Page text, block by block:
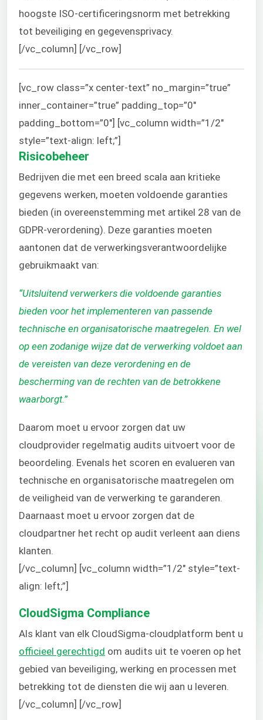
hoogste ISO-certificeringsnorm met betrekking
tot beveiliging en gegevensprivacy.
[/vc_column] [/vc_row]
[vc_row class=”x center-text” no_margin=”true”
inner_container=”true” padding_top=”0″
padding_bottom=”0″] [vc_column width=”1/2″
style=”text-align: left;”]
Risicobeheer
Bedrijven die met een breed scala aan kritieke
gegevens werken, moeten voldoende garanties
bieden (in overeenstemming met artikel 28 van de
GDPR-verordening). Deze garanties moeten
aantonen dat de verwerkingsverantwoordelijke
gebruikmaakt van:
“Uitsluitend verwerkers die voldoende garanties
bieden voor het implementeren van passende
technische en organisatorische maatregelen. En wel
op een zodanige wijze dat de verwerking voldoet aan
de vereisten van deze verordening en de
bescherming van de rechten van de betrokkene
waarborgt.”
Daarom moet u ervoor zorgen dat uw
cloudprovider regelmatig audits uitvoert voor de
beoordeling. Evenals het scoren en evalueren van
technische en organisatorische maatregelen om
de veiligheid van de verwerking te garanderen.
Daarnaast moet u ervoor zorgen dat de
cloudpartner het recht op audit verleent aan diens
klanten.
[/vc_column] [vc_column width=”1/2″ style=”text-
align: left;”]
CloudSigma Compliance
Als klant van elk CloudSigma-cloudplatform bent u
officieel gerechtigd om audits uit te voeren op het
gebied van beveiliging, werking en processen met
betrekking tot de diensten die wij aan u leveren.
[/vc_column] [/vc_row]